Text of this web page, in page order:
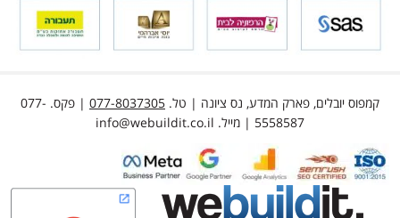
קמפוס יובלים, פארק המדע, נס ציונה | טל. 077-8037305
| פקס. 077-
5558587 | מייל.
info@webuildit.co.il